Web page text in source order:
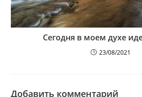
Сегодня в моем духе
23/08/2021
Добавить комментарий